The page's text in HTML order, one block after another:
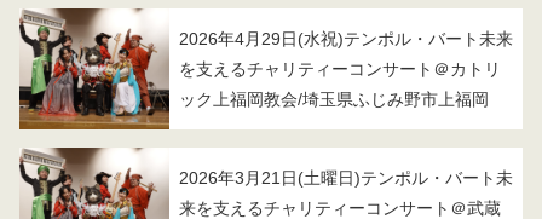
2026年4月29日(水祝)テンポル・バート未来
を支えるチャリティーコンサート＠カトリ
ック上福岡教会/埼玉県ふじみ野市上福岡
2026年3月21日(土曜日)テンポル・バート未
来を支えるチャリティーコンサート＠武蔵